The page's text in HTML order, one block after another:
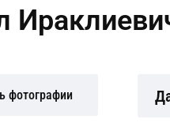
фотографии